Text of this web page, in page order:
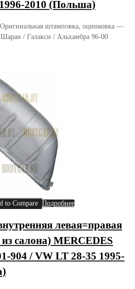
2010 (Польша)
штамповка, оцинковка —
/ Галакси / Альхамбра 96-00
to Compare Подробнее
левая=правая
салона) MERCEDES
904 / VW LT 28-35 1995-